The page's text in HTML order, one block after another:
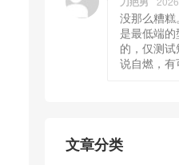
没那么糟
是最低端
的，仅测
说自燃，
文章分类